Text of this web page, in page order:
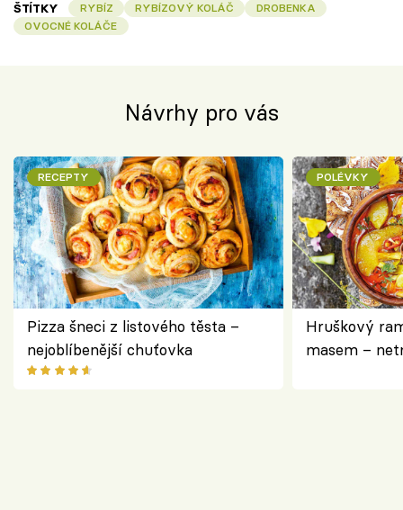
ŠTÍTKY RYBÍZ RYBÍZOVÝ KOLÁČ
DROBENKA
OVOCNÉ KOLÁČE
Návrhy pro vás
RECEPTY
Pizza šneci z listového těsta –
nejoblíbenější chuťovka
POLÉVKY
Hruškový
masem –